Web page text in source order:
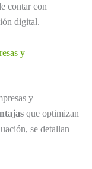
contar con
digital.
y
y
que optimizan
se detallan